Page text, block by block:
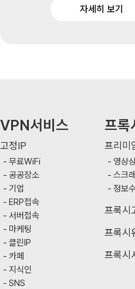
자세히 보기
VPN서비스
고정IP
무료WiFi
공공장소
기업
ERP접속
서버접속
마케팅
클린IP
카페
지식인
SNS
프록
프리미
영상
스크
정보
프록시
프록시
프록시